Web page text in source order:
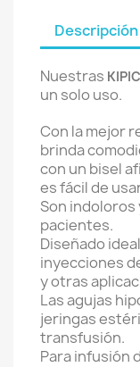
Descripción
Nuestras KIPIC
un solo uso.
Con la mejor
brinda
con un bisel
es fácil de
Son indoloros
pacientes.
Diseñado
inyecciones
y otras
Las agujas
jeringas
transfusión.
Para infusión